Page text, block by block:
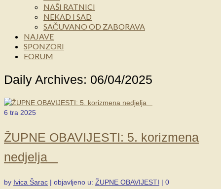
NAŠI RATNICI
NEKAD I SAD
SAČUVANO OD ZABORAVA
NAJAVE
SPONZORI
FORUM
Daily Archives: 06/04/2025
6 tra 2025
ŽUPNE OBAVIJESTI: 5. korizmena
nedjelja
by Ivica Šarac | objavljeno u: ŽUPNE OBAVIJESTI | 0